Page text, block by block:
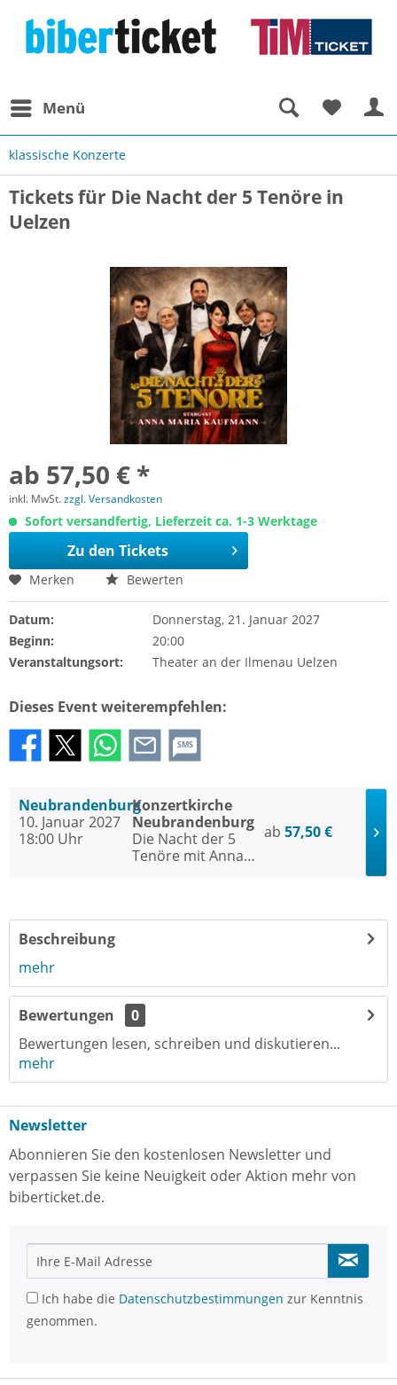
Menü
klassische Konzerte
Tickets für Die Nacht der 5 Tenöre in
Uelzen
ab 57,50 € *
inkl. MwSt.zzgl. Versandkosten
Sofort versandfertig, Lieferzeit ca. 1-3 Werktage
Zu den Tickets
Merken Bewerten
Datum:
Donnerstag, 21. Januar 2027
Beginn:
20:00
Veranstaltungsort:
Theater an der Ilmenau Uelzen
Dieses Event weiterempfehlen:
SMS
Neubrandenburg
10. Januar 2027
18:00 Uhr
Konzertkirche
Neubrandenburg
Die Nacht der 5
Tenöre mit Anna
ab 57,50 €
Beschreibung
mehr
Bewertungen
0
Bewertungen lesen, schreiben und diskutieren...
mehr
Newsletter
Abonnieren Sie den kostenlosen Newsletter und
verpassen Sie keine Neuigkeit oder Aktion mehr von
biberticket.de.
Ich habe die Datenschutzbestimmungen zur Kenntnis
genommen.